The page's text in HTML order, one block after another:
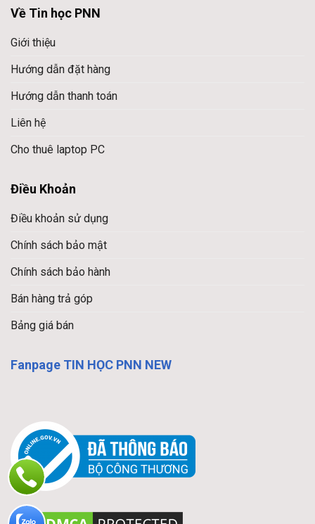
Về Tin học PNN
Giới thiệu
Hướng dẫn đặt hàng
Hướng dẫn thanh toán
Liên hệ
Cho thuê laptop PC
Điều Khoản
Điều khoản sử dụng
Chính sách bảo mật
Chính sách bảo hành
Bán hàng trả góp
Bảng giá bán
Fanpage TIN HỌC PNN NEW